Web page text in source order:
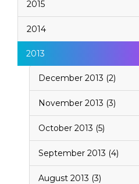
2015
2014
2013
December 2013 (2)
November 2013 (3)
October 2013 (5)
September 2013 (4)
August 2013 (3)